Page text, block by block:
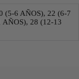
(5-6 AÑOS), 22 (6-7
AÑOS), 28 (12-13